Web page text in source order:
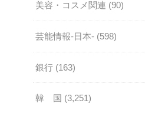
美容・コスメ関連 (90)
芸能情報-日本- (598)
銀行 (163)
韓 国 (3,251)